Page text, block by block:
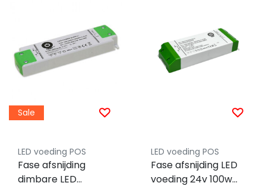
Sale
LED voeding POS
Fase afsnijding
dimbare LED
LED voeding POS
Fase afsnijding LED
voeding 24v 100w